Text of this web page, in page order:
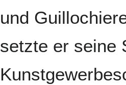
und
setzte er seine